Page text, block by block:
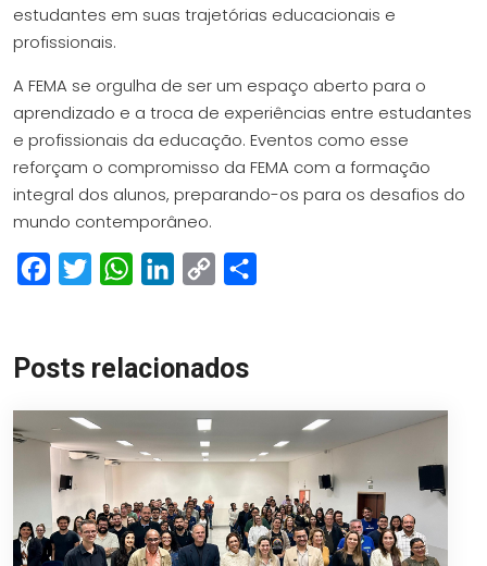
estudantes em suas trajetórias educacionais e
profissionais.
A FEMA se orgulha de ser um espaço aberto para o
aprendizado e a troca de experiências entre estudantes
e profissionais da educação. Eventos como esse
reforçam o compromisso da FEMA com a formação
integral dos alunos, preparando-os para os desafios do
mundo contemporâneo.
FacebookTwitterWhatsAppLinkedIn
Copy
Posts relacionados